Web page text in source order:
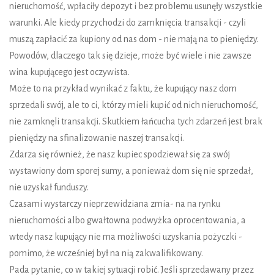
nieruchomość, wpłaciły depozyt i bez problemu usunęły wszystkie
warunki. Ale kiedy przychodzi do zamknięcia transakcji - czyli
muszą zapłacić za kupiony od nas dom - nie mają na to pieniędzy.
Powodów, dlaczego tak się dzieje, może być wiele i nie zawsze
wina kupującego jest oczywista.
Może to na przykład wynikać z faktu, że kupujący nasz dom
sprzedali swój, ale to ci, którzy mieli kupić od nich nieruchomość,
nie zamknęli transakcji. Skutkiem łańcucha tych zdarzeń jest brak
pieniędzy na sfinalizowanie naszej transakcji.
Zdarza się również, że nasz kupiec spodziewał się za swój
wystawiony dom sporej sumy, a ponieważ dom się nie sprzedał,
nie uzyskał funduszy.
Czasami wystarczy nieprzewidziana zmia- na na rynku
nieruchomości albo gwałtowna podwyżka oprocentowania, a
wtedy nasz kupujący nie ma możliwości uzyskania pożyczki -
pomimo, że wcześniej był na nią zakwalifikowany.
Pada pytanie, co w takiej sytuacji robić. Jeśli sprzedawany przez